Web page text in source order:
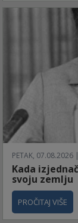
PETAK, 07.08.2026
Kada
svoju zemlju
PROČITAJ VIŠE